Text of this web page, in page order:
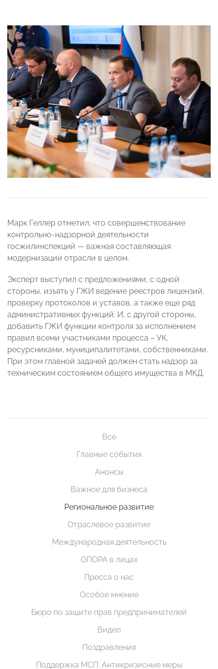
Марк Геллер отметил, что совершенствование
контрольно-надзорной деятельности
госжилинспекций — важная составляющая
модернизации отрасли в целом.
Эксперт выступил с предложениями, с одной
стороны, изъять у ГЖИ ведение реестров лицензий,
проверку протоколов и уставов, а также еще ряд
административных функций. И, с другой стороны,
добавить ГЖИ функции контроля за исполнением
правил всеми участниками процесса – УК,
ресурсниками, муниципалитетами, собственниками.
При этом главной задачей должен стать надзор за
техническим состоянием общего имущества в МКД.
Все
Главные события
Анонсы
Важное для бизнеса
Региональное развитие
Отраслевое развитие
Международная деятельность
ОПОРА в лицах
Пресса о нас
Особое мнение
Бюро по защите прав предпринимателей
Видео
Поздравления
Поддержка МСП. Антикризисные меры